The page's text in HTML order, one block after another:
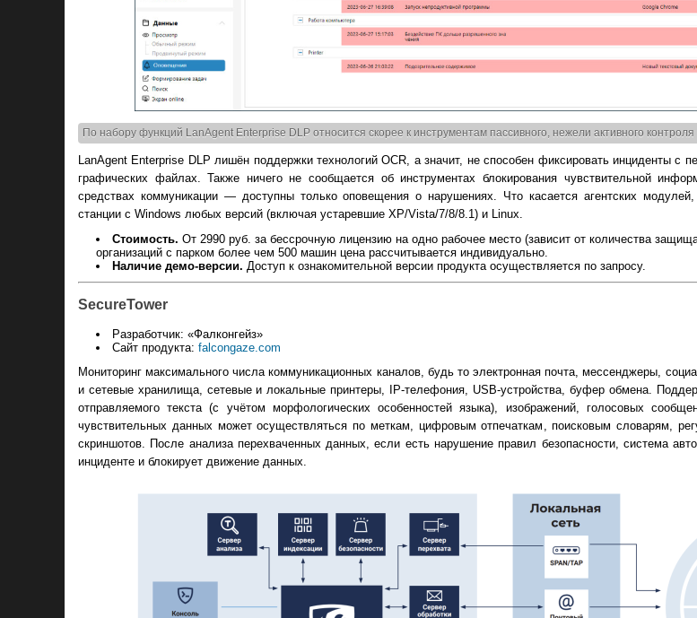
По набору функций LanAgent Enterprise DLP относится скорее к инструментам пассивного, нежели активного
LanAgent Enterprise DLP лишён поддержки технологий OCR, а значит, не способен фиксировать инциденты с
графических файлах. Также ничего не сообщается об инструментах блокирования чувствительной
средствах коммуникации — доступны только оповещения о нарушениях. Что касается агентских
станции с Windows любых версий (включая устаревшие XP/Vista/7/8/8.1) и Linux.
Стоимость. От 2990 руб. за бессрочную лицензию на одно рабочее место (зависит от количества
организаций с парком более чем 500 машин цена рассчитывается индивидуально.
Наличие демо-версии. Доступ к ознакомительной версии продукта осуществляется по запросу.
SecureTower
Разработчик: «Фалконгейз»
Сайт продукта:falcongaze.com
Мониторинг максимального числа коммуникационных каналов, будь то электронная почта, мессенджеры,
и сетевые хранилища, сетевые и локальные принтеры, IP-телефония, USB-устройства, буфер обмена.
отправляемого текста (с учётом морфологических особенностей языка), изображений, голосовых
чувствительных данных может осуществляться по меткам, цифровым отпечаткам, поисковым словарям,
скриншотов. После анализа перехваченных данных, если есть нарушение правил безопасности, система
инциденте и блокирует движение данных.